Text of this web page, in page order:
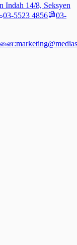
Indah 14/8, Seksyen
03-5523 4856
03-